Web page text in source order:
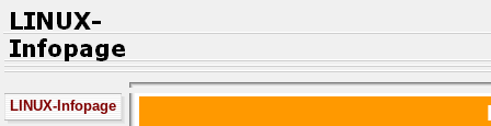
LINUX-Infopage